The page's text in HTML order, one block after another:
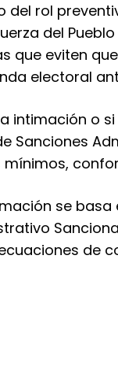
rol
del
que eviten
electoral
intimación o
Sanciones
se basa
de